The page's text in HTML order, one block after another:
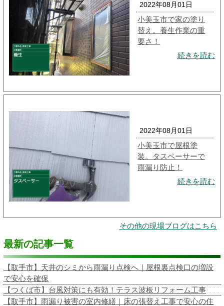
2022年08月01日
小美玉市で家の塗り
替え。養生作業の重
要さ！
続きを読む
2022年08月01日
小美玉市で屋根塗
装。タスペーサーで
雨漏り防止！
続きを読む
その他の現場ブログはこちら
最新の記事一覧
【取手市】天井のシミから雨漏り点検へ｜屋根裏点検口の増設
で安心を確保
【つくば市】台風対策にも有効！テラス波板リフォーム工事
【取手市】雨漏り被害の室内修繕｜床の張替え工事で安心の住